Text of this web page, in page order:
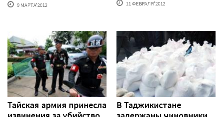
9 МАРТА'2012 11 ФЕВРАЛЯ'2012
Тайская армия принесла
В Таджикистане